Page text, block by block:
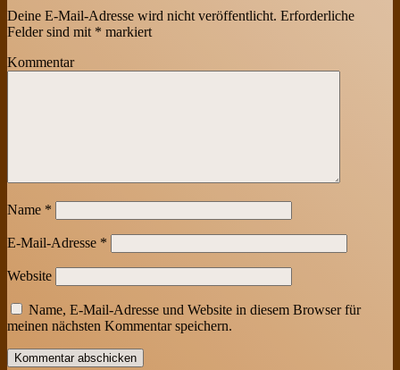
Deine E-Mail-Adresse wird nicht veröffentlicht. Erforderliche
Felder sind mit * markiert
Kommentar
Name *
E-Mail-Adresse *
Website
Name, E-Mail-Adresse und Website in diesem Browser für
meinen nächsten Kommentar speichern.